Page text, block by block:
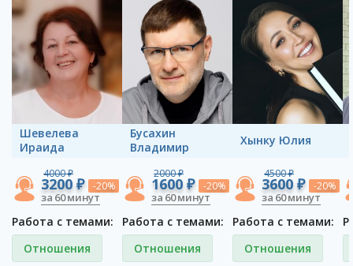
Шевелева
Ираида
4000 ₽
3200 ₽ -20%
за 60 минут
Работа с темами:
Отношения
Бусахин
Владимир
2000 ₽
1600 ₽ -20%
за 60 минут
Работа с темами:
Отношения
Хынку Юлия
4500 ₽
3600 ₽ -20%
за 60 минут
Работа с темами:
Отношения